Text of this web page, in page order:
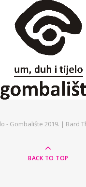
- Gombalište 2019. | Bard
BACK TO TOP